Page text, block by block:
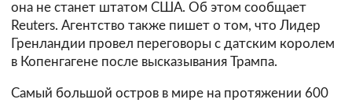
она не станет штатом США. Об этом сообщает
Reuters. Агентство также пишет о том, что Лидер
Гренландии провел переговоры с датским королем
в Копенгагене после высказывания Трампа.
Самый большой остров в мире на протяжении 600